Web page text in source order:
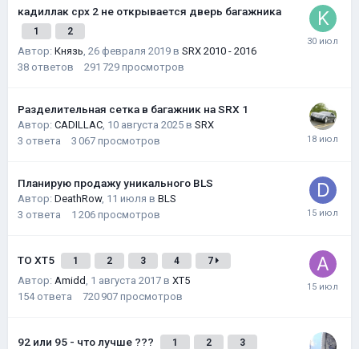
кадиллак срх 2 не открывается дверь багажника
1 2
Автор: Князь, 26 февраля 2019 в SRX 2010 - 2016
38 ответов 291 729 просмотров
Разделительная сетка в багажник на SRX 1
Автор: CADILLAC, 10 августа 2025 в SRX
3 ответа 3 067 просмотров
Планирую продажу уникального BLS
Автор: DeathRow, 11 июля в BLS
3 ответа 1 206 просмотров
ТО XT5 1 2 3 4 7
Автор: Amidd, 1 августа 2017 в XT5
154 ответа 720 907 просмотров
92 или 95 - что лучше ??? 1 2 3